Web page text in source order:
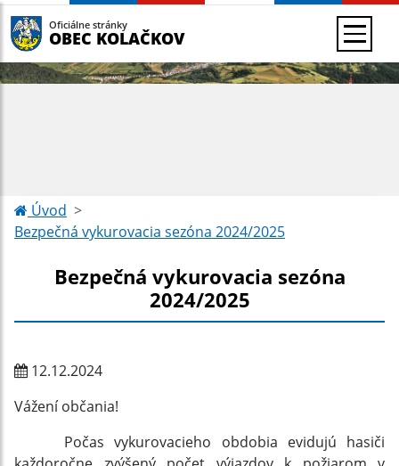
Oficiálne stránky
OBEC KOLAČKOV
Úvod
Bezpečná vykurovacia sezóna 2024/2025
Bezpečná vykurovacia sezóna
2024/2025
12.12.2024
Vážení občania!
Počas vykurovacieho obdobia evidujú hasiči